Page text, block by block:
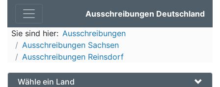
Ausschreibungen Deutschland
Sie sind hier: Ausschreibungen
Ausschreibungen Sachsen
Ausschreibungen Reinsdorf
Wähle ein Land